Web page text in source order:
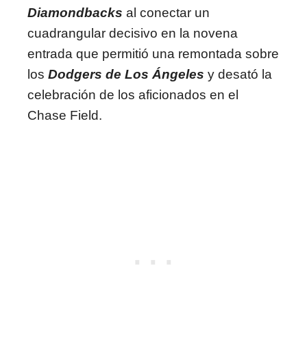
Diamondbacks al conectar un
cuadrangular decisivo en la novena
entrada que permitió una remontada sobre
los Dodgers de Los Ángeles y desató la
celebración de los aficionados en el
Chase Field.